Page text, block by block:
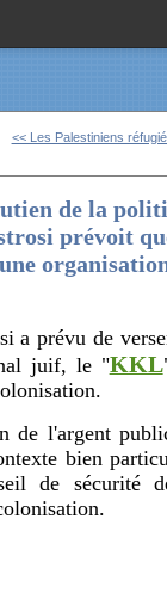
<< Les Palestiniens
de la
prévoit
a prévu de
juif, le "KKL
de l'argent
bien
de sécurité